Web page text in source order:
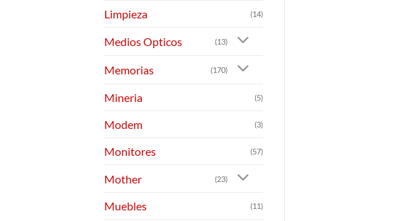
Limpieza (14)
Medios Opticos (13)
Memorias (170)
Mineria (5)
Modem (3)
Monitores (57)
Mother (23)
Muebles (11)